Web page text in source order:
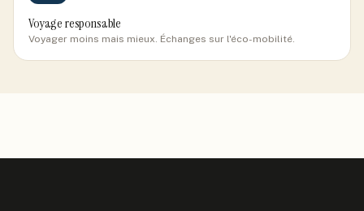
Voyage responsable
Voyager moins mais mieux. Échanges sur l'éco-mobilité.